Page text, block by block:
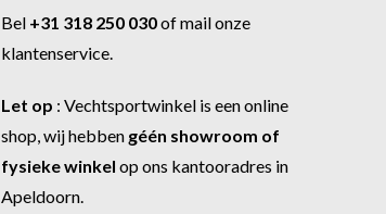
Bel +31 318 250 030ofmail onze
klantenservice.
Let op :Vechtsportwinkel is een online
shop, wij hebben géén showroom of
fysieke winkel op ons kantooradres in
Apeldoorn.